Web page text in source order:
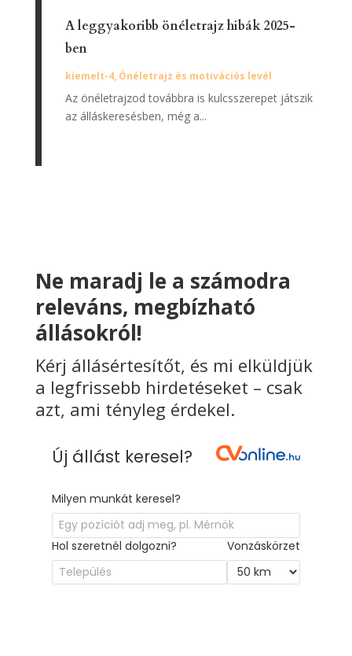
A leggyakoribb önéletrajz hibák 2025-
ben
kiemelt-4, Önéletrajz és motivációs levél
Az önéletrajzod továbbra is kulcsszerepet játszik
az álláskeresésben, még a...
Ne maradj le a számodra
releváns, megbízható
állásokról!
Kérj állásértesítőt, és mi elküldjük
a legfrissebb hirdetéseket – csak
azt, ami tényleg érdekel.